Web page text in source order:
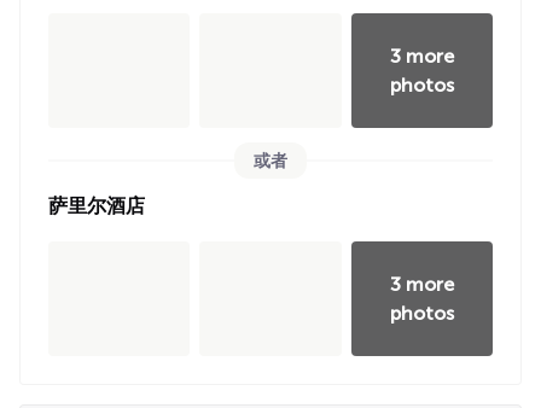
3 more
photos
或者
萨里尔酒店
3 more
photos